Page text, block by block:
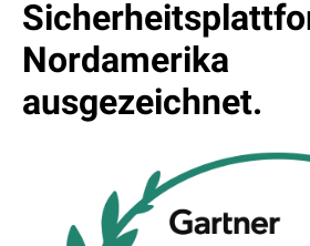
Nordamerika
ausgezeichnet.